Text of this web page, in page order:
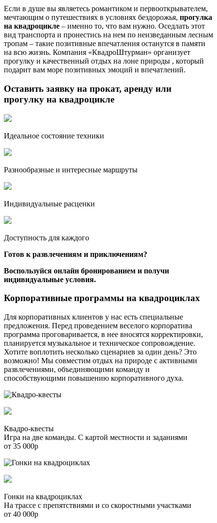
Если в душе вы являетесь романтиком и первооткрывателем,
мечтающим о путешествиях в условиях бездорожья, прогулка
на квадроцикле – именно то, что вам нужно. Оседлать этот
вид транспорта и пронестись на нем по неизведанным лесным
тропам – такие позитивные впечатления останутся в памяти
на всю жизнь. Компания «КвадроШтурман» организует
прогулку и качественный отдых на лоне природы , который
подарит вам море позитивных эмоций и впечатлений.
Оставить заявку на прокат, аренду или
прогулку на квадроцикле
Идеальное состояние техники
Разнообразные и интересные маршруты
Индивидуальные расценки
Доступность для каждого
Готов к развлечениям и приключениям?
Воспользуйся онлайн бронированием и получи
индивидуальные условия.
Корпоративные программы на квадроциклах
Для корпоративных клиентов у нас есть специальные
предложения. Перед проведением веселого корпоратива
программа проговаривается, в нее вносятся корректировки,
планируется музыкальное и техническое сопровождение.
Хотите воплотить несколько сценариев за один день? Это
возможно! Мы совместим отдых на природе с активными
развлечениями, объединяющими команду и
способствующими повышению корпоративного духа.
Квадро-квесты
Игра на две команды. С картой местности и заданиями
от 35 000р
Гонки на квадроциклах
На трассе с препятствиями и со скоростными участками
от 40 000р